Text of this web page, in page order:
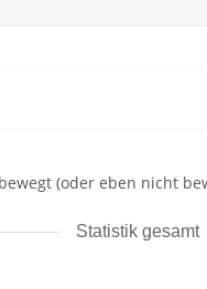
(oder eben nicht
Statistik gesamt